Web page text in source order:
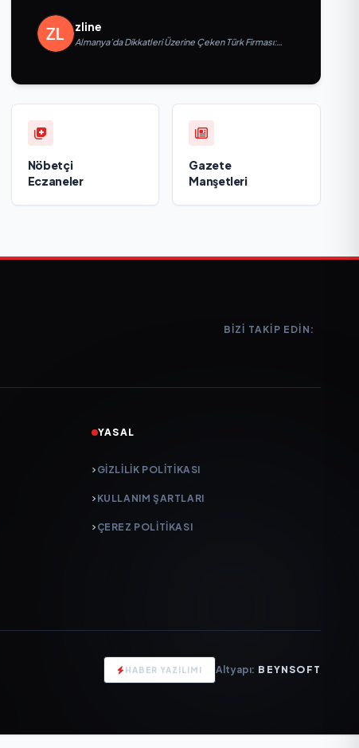
zline
Almanya’da Dikkatleri Üzerine Çeken Türk Firması:
Nöbetçi
Eczaneler
Gazete
Manşetleri
BIZI TAKIP EDIN:
YASAL
GIZLILIK POLITIKASI
KULLANIM ŞARTLARI
ÇEREZ POLITIKASI
HABER YAZILIMI Altyapı: BEYNSOFT